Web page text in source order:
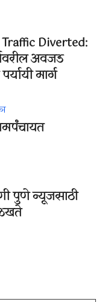
Diverted:
अवजड
मार्ग
पुणे न्यूजसाठी